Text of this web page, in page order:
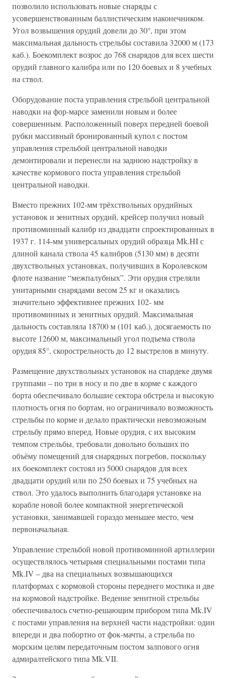
позволило использовать новые снаряды с
усовершенствованным баллистическим наконечником.
Угол возвышения орудий довели до 30°, при этом
максимальная дальность стрельбы составила 32000 м (173
каб.). Боекомплект возрос до 768 снарядов для всех шести
орудий главного калибра или по 120 боевых и 8 учебных
на ствол.
Оборудование поста управления стрельбой центральной
наводки на фор-марсе заменили новым и более
совершенным. Расположенный поверх передней боевой
рубки массивный бронированный купол с постом
управления стрельбой центральной наводки
демонтировали и перенесли на заднюю надстройку в
качестве кормового поста управления стрельбой
центральной наводки.
Вместо прежних 102-мм трёхствольных орудийных
установок и зенитных орудий, крейсер получил новый
противоминный калибр из двадцати спроектированных в
1937 г. 114-мм универсальных орудий образца Mk.HI с
длиной канала ствола 45 калибров (5130 мм) в десяти
двухствольных установках, получивших в Королевском
флоте название “межпалубных”. Эти орудия стреляли
унитарными снарядами весом 25 кг и оказались
значительно эффективнее прежних 102- мм
противоминных и зенитных орудий. Максимальная
дальность составляла 18700 м (101 каб.), досягаемость по
высоте 12600 м, максимальный угол подъема ствола
орудия 85°, скорострельность до 12 выстрелов в минуту.
Размещение двухствольных установок на спардеке двумя
группами – по три в носу и по две в корме с каждого
борта обеспечивало большие сектора обстрела и высокую
плотность огня по бортам, но ограничивало возможность
стрельбы по корме и делало практически невозможным
стрельбу прямо вперед. Новые орудия, с их высоким
темпом стрельбы, требовали довольно больших по
объёму помещений для снарядных погребов, поскольку
их боекомплект состоял из 5000 снарядов для всех
двадцати орудий или по 250 боевых и 75 учебных на
ствол. Это удалось выполнить благодаря установке на
корабле новой более компактной энергетической
установки, занимавшей гораздо меньшее место, чем
первоначальная.
Управление стрельбой новой противоминной артиллерии
осуществлялось четырьмя специальными постами типа
Mk.IV – два на специальных возвышающихся
платформах с кормовой стороны переднего мостика и две
на кормовой надстройке. Ведение зенитной стрельбы
обеспечивалось счетно-решающим прибором типа Mk.IV
с постами управления на верхней части надстройки: один
впереди и два побортно от фок-мачты, а стрельба по
морским целям передаточным постом залпового огня
адмиралтейского типа Mk.VII.